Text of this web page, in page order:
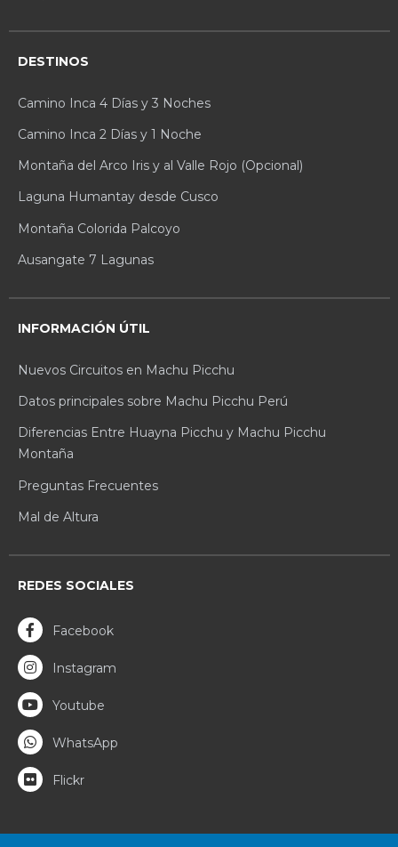
DESTINOS
Camino Inca 4 Días y 3 Noches
Camino Inca 2 Días y 1 Noche
Montaña del Arco Iris y al Valle Rojo (Opcional)
Laguna Humantay desde Cusco
Montaña Colorida Palcoyo
Ausangate 7 Lagunas
INFORMACIÓN ÚTIL
Nuevos Circuitos en Machu Picchu
Datos principales sobre Machu Picchu Perú
Diferencias Entre Huayna Picchu y Machu Picchu
Montaña
Preguntas Frecuentes
Mal de Altura
REDES SOCIALES
Facebook
Instagram
Youtube
WhatsApp
Flickr